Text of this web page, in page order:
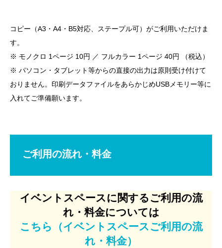
コピー（A3・A4・B5対応、ステープル可）がご利用いただけま
す。
※ モノクロ 1ページ 10円 ／ フルカラー 1ページ 40円 （税込）
※ パソコン・タブレット等からの直接の出力は原則受け付けて
おりません。印刷データファイルをあらかじめUSBメモリー等に
入れてご準備願います。
ご利用の流れ・料金
イベントスペースに関するご利用の流
れ・料金については
こちら（イベントスペースご利用の流
れ・料金）